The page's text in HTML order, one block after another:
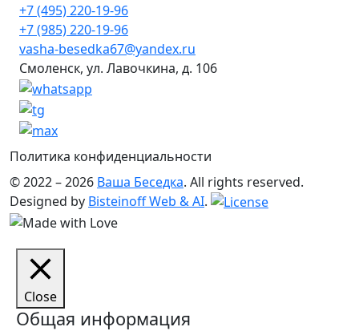
+7 (495) 220-19-96
+7 (985) 220-19-96
vasha-besedka67@yandex.ru
Смоленск, ул. Лавочкина, д. 106
Политика конфиденциальности
© 2022 – 2026 Ваша Беседка. All rights reserved.
Designed by Bisteinoff Web & AI.
Close
Общая информация